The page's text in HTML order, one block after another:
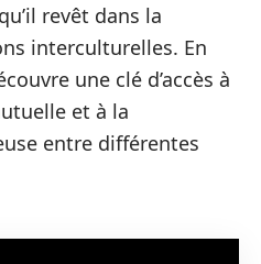
revêt dans la
interculturelles. En
une clé d’accès à
et à la
entre différentes